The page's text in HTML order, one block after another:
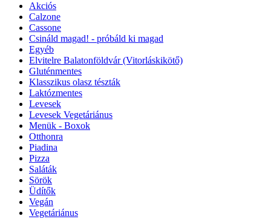
Akciós
Calzone
Cassone
Csináld magad! - próbáld ki magad
Egyéb
Elvitelre Balatonföldvár (Vitorláskikötő)
Gluténmentes
Klasszikus olasz tészták
Laktózmentes
Levesek
Levesek Vegetáriánus
Menük - Boxok
Otthonra
Piadina
Pizza
Saláták
Sörök
Üdítők
Vegán
Vegetáriánus